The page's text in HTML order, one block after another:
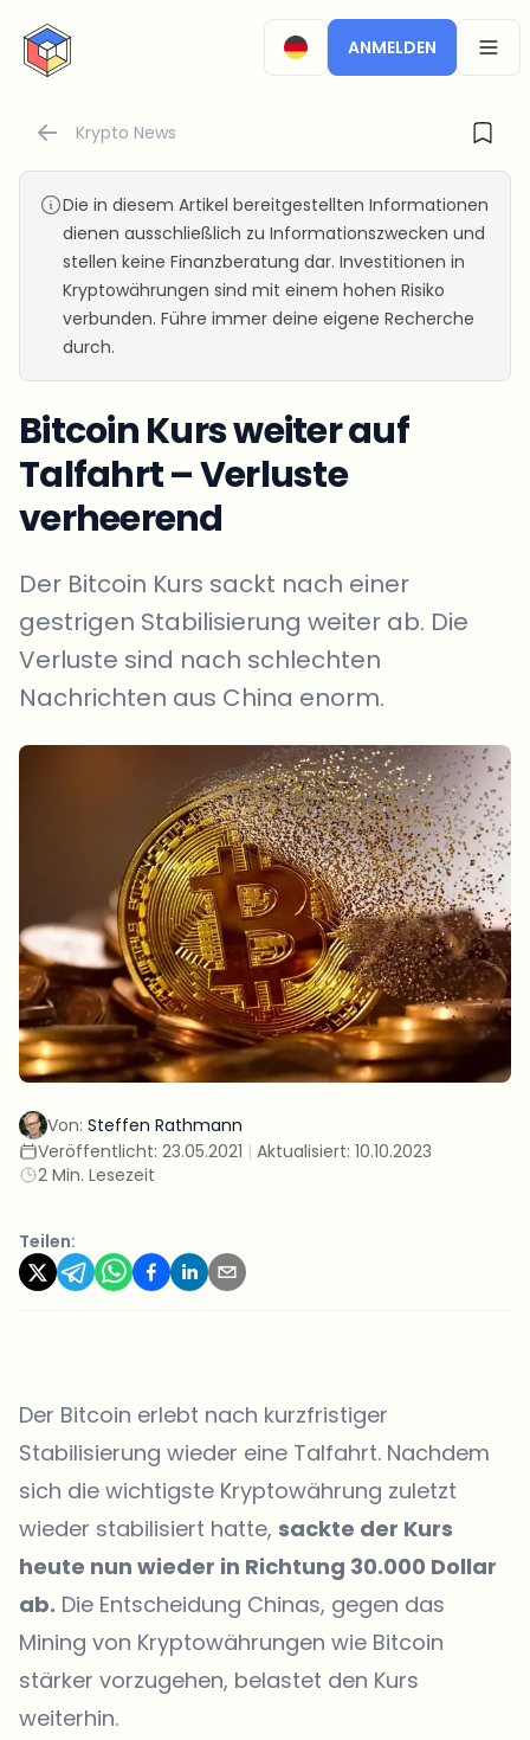
CryptoTicker
ANMELDEN
Krypto News
Die in diesem Artikel bereitgestellten Informationen
dienen ausschließlich zu Informationszwecken und
stellen keine Finanzberatung dar. Investitionen in
Kryptowährungen sind mit einem hohen Risiko
verbunden. Führe immer deine eigene Recherche
durch.
Bitcoin Kurs weiter auf
Talfahrt – Verluste
verheerend
Der Bitcoin Kurs sackt nach einer
gestrigen Stabilisierung weiter ab. Die
Verluste sind nach schlechten
Nachrichten aus China enorm.
Von: Steffen Rathmann
Veröffentlicht: 23.05.2021 | Aktualisiert: 10.10.2023
2 Min. Lesezeit
Teilen:
Der Bitcoin erlebt nach kurzfristiger
Stabilisierung wieder eine Talfahrt. Nachdem
sich die wichtigste Kryptowährung zuletzt
wieder stabilisiert hatte, sackte der Kurs
heute nun wieder in Richtung 30.000 Dollar
ab. Die Entscheidung Chinas, gegen das
Mining von Kryptowährungen wie Bitcoin
stärker vorzugehen, belastet den Kurs
weiterhin.